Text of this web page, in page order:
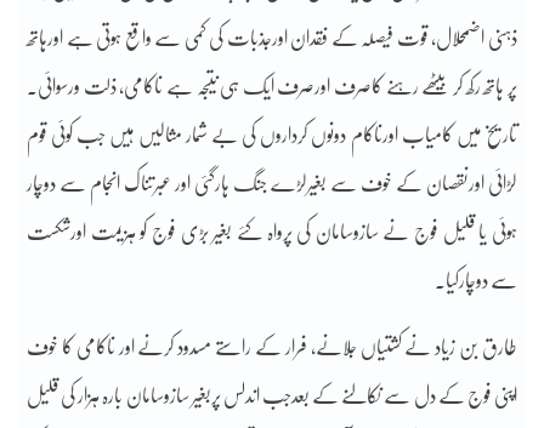
ذہنی اضمحلال، قوت فیصلہ کے فقدان اورجذبات کی کمی سے واقع ہوتی ہے اورہاتھ
پر ہاتھ رکھ کر بیٹھے رہنے کاصرف اورصرف ایک ہی نتیجہ ہے ناکامی، ذلت ورسوائی۔
تاریخ میں کامیاب اورناکام دونوں کرداروں کی بے شمار مثالیں ہیں جب کوئی قوم
لڑائی اورنقصان کے خوف سے بغیرلڑے جنگ ہارگئی اور عبرتناک انجام سے دوچار
ہوئی یا قلیل فوج نے سازوسامان کی پرواہ کئے بغیر بڑی فوج کو ہزیمت اورشکست
سے دوچارکیا۔
طارق بن زیاد نے کشتیاں جلانے، فرار کے راستے مسدود کرنے اور ناکامی کا خوف
اپنی فوج کے دل سے نکالنے کے بعدجب اندلس پربغیر سازوسامان بارہ ہزار کی قلیل